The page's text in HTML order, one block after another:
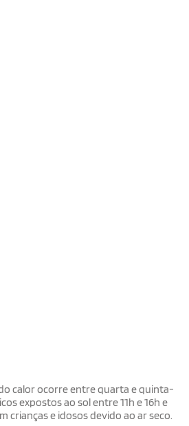
calor ocorre entre quarta e quinta-
expostos ao sol entre 11h e 16h e
crianças e idosos devido ao ar seco.